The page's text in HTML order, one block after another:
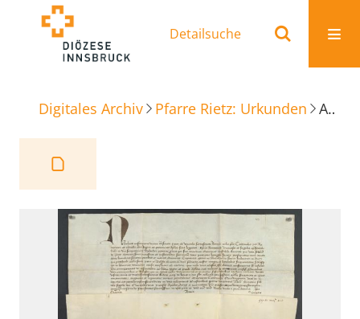
Detailsuche
Digitales Archiv Pfarre Rietz: Urkunden Ablaß